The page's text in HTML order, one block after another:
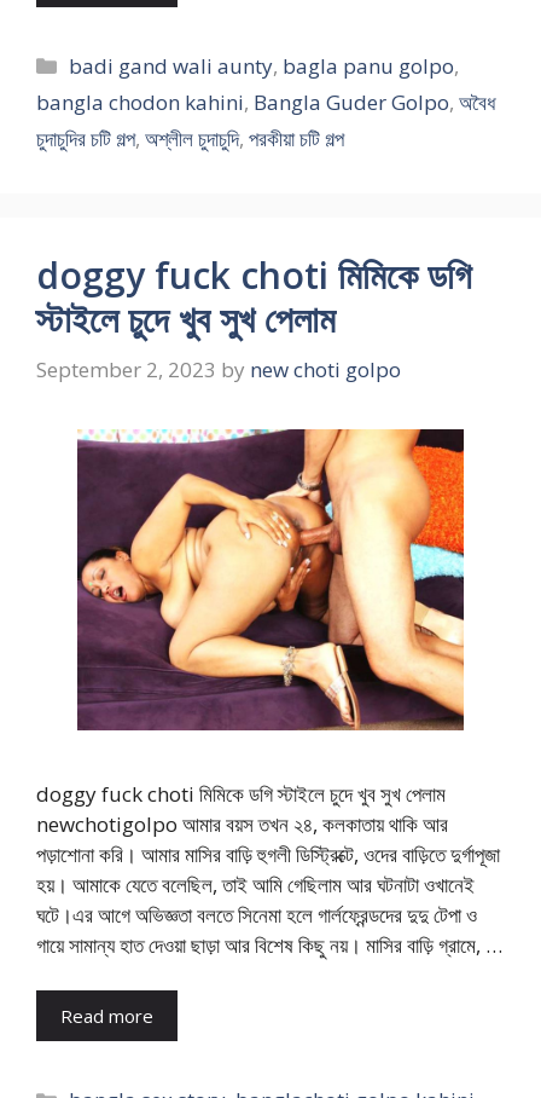
Categories
badi gand wali aunty, bagla panu golpo,
bangla chodon kahini, Bangla Guder Golpo, অবৈধ
চুদাচুদির চটি গল্প, অশ্লীল চুদাচুদি, পরকীয়া চটি গল্প
doggy fuck choti মিমিকে ডগি
স্টাইলে চুদে খুব সুখ পেলাম
September 2, 2023 by new choti golpo
doggy fuck choti মিমিকে ডগি স্টাইলে চুদে খুব সুখ পেলাম
newchotigolpo আমার বয়স তখন ২৪, কলকাতায় থাকি আর
পড়াশোনা করি। আমার মাসির বাড়ি হুগলী ডিস্ট্রিক্টে, ওদের বাড়িতে দুর্গাপূজা
হয়। আমাকে যেতে বলেছিল, তাই আমি গেছিলাম আর ঘটনাটা ওখানেই
ঘটে।এর আগে অভিজ্ঞতা বলতে সিনেমা হলে গার্লফ্রেন্ডদের দুদু টেপা ও
গায়ে সামান্য হাত দেওয়া ছাড়া আর বিশেষ কিছু নয়। মাসির বাড়ি গ্রামে, …
Read more